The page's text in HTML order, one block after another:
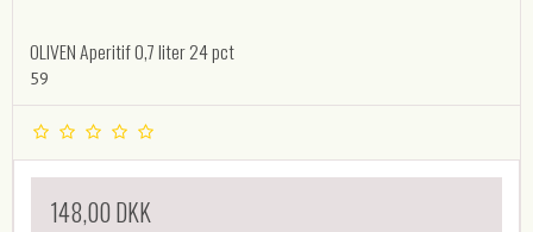
OLIVEN Aperitif 0,7 liter 24 pct
59
148,00 DKK